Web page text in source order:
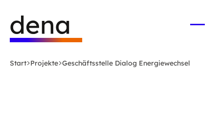
Hauptinhalt
springen
Deutsche
Energie-
Agentur
-
Start Projekte Geschäftsstelle Dialog Energiewechsel